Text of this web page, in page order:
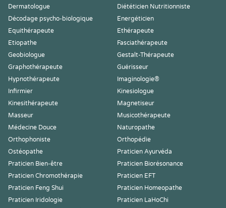
Dermatologue
Diététicien Nutritionniste
Décodage psycho-biologique
Energéticien
Equithérapeute
Ethérapeute
Etiopathe
Fasciathérapeute
Geobiologue
Gestalt-Thérapeute
Graphothérapeute
Guérisseur
Hypnothérapeute
Imaginologie®
Infirmier
Kinesiologue
Kinesithérapeute
Magnetiseur
Masseur
Musicothérapeute
Médecine Douce
Naturopathe
Orthophoniste
Orthopédie
Ostéopathe
Praticien Ayurvéda
Praticien Bien-être
Praticien Biorésonance
Praticien Chromothérapie
Praticien EFT
Praticien Feng Shui
Praticien Homeopathe
Praticien Iridologie
Praticien LaHoChi